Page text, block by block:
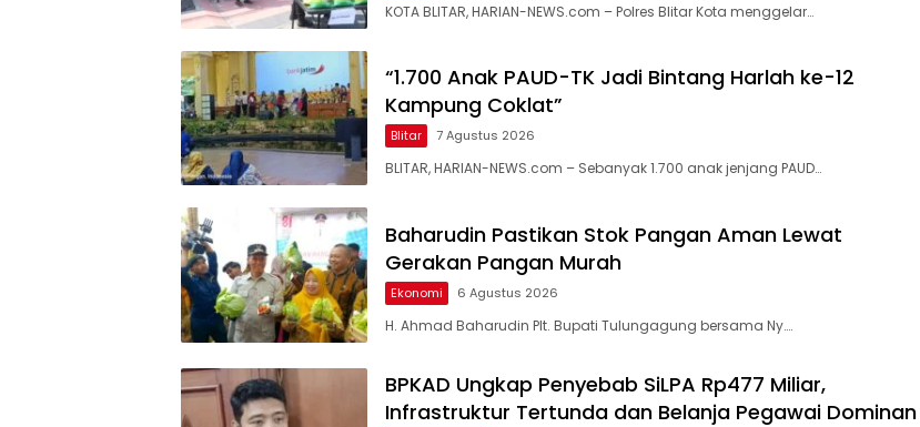
KOTA BLITAR, HARIAN-NEWS.com – Polres Blitar Kota menggelar…
“1.700 Anak PAUD-TK Jadi Bintang Harlah ke-12
Kampung Coklat”
Blitar 7 Agustus 2026
BLITAR, HARIAN-NEWS.com – Sebanyak 1.700 anak jenjang PAUD…
Baharudin Pastikan Stok Pangan Aman Lewat
Gerakan Pangan Murah
Ekonomi 6 Agustus 2026
H. Ahmad Baharudin Plt. Bupati Tulungagung bersama Ny….
BPKAD Ungkap Penyebab SiLPA Rp477 Miliar,
Infrastruktur Tertunda dan Belanja Pegawai Dominan